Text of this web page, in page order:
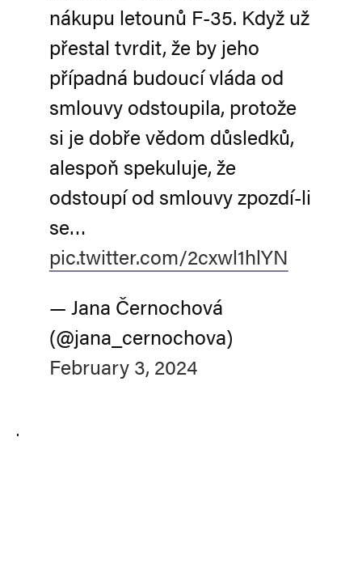
nákupu letounů F-35. Když už
přestal tvrdit, že by jeho
případná budoucí vláda od
smlouvy odstoupila, protože
si je dobře vědom důsledků,
alespoň spekuluje, že
odstoupí od smlouvy zpozdí-li
se…
pic.twitter.com/2cxwl1hlYN
— Jana Černochová
(@jana_cernochova)
February 3, 2024
.